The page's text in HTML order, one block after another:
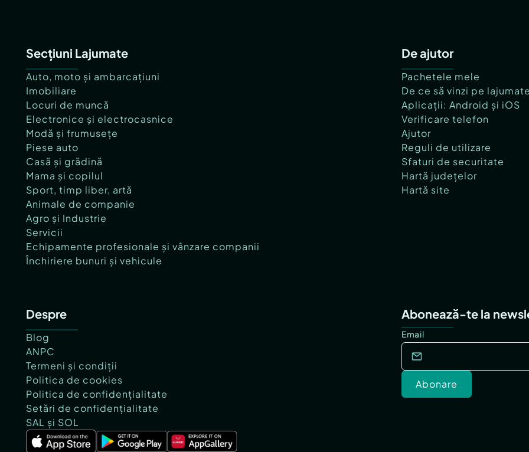
Secțiuni Lajumate
Auto, moto și ambarcațiuni
Imobiliare
Locuri de muncă
Electronice și electrocasnice
Modă și frumusețe
Piese auto
Casă și grădină
Mama și copilul
Sport, timp liber, artă
Animale de companie
Agro și Industrie
Servicii
Echipamente profesionale și vânzare companii
Închiriere bunuri și vehicule
De ajutor
Pachetele mele
De ce să vinzi pe
Aplicații: Android și iOS
Verificare telefon
Ajutor
Reguli de utilizare
Sfaturi de securitate
Hartă județelor
Hartă site
Despre
Blog
ANPC
Termeni și condiții
Politica de cookies
Politica de confidențialitate
Setări de confidențialitate
SAL și SOL
Abonează-te la
Email
Abonare